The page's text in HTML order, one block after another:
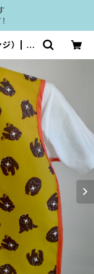
ジ） | 工